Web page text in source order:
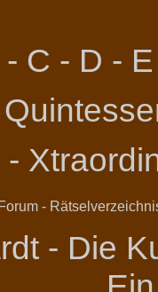
- C - D - E
-
-
- Die